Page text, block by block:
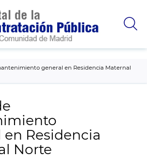
general en Residencia Maternal
Residencia
Norte